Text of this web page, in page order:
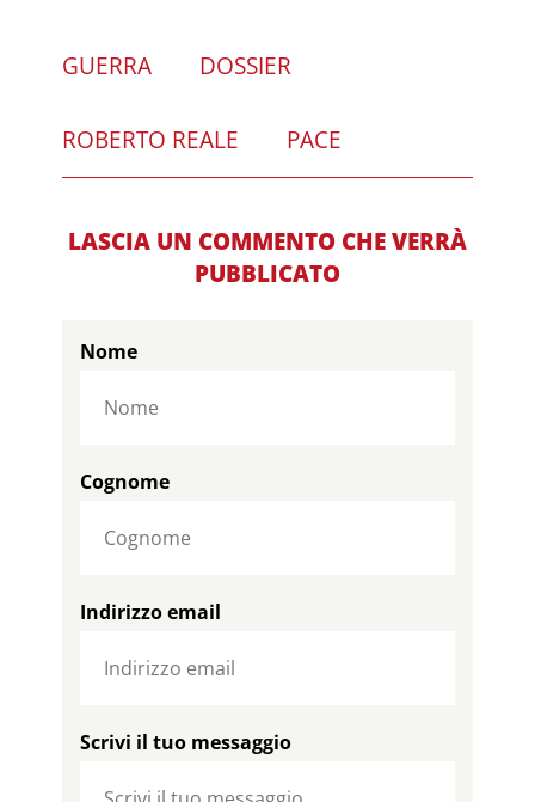
GUERRA DOSSIER
ROBERTO REALE PACE
LASCIA UN COMMENTO CHE VERRÀ
PUBBLICATO
Nome
Cognome
Indirizzo email
Scrivi il tuo messaggio